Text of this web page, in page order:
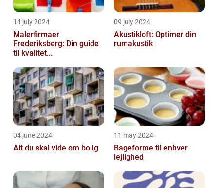
14 july 2024
Malerfirmaer
Frederiksberg: Din guide
til kvalitet...
09 july 2024
Akustikloft: Optimer din
rumakustik
04 june 2024
Alt du skal vide om bolig
11 may 2024
Bageforme til enhver
lejlighed